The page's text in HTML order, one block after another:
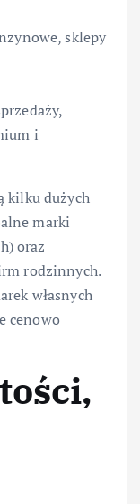
sklepy
i
kilku dużych
marki
oraz
rodzinnych.
własnych
cenowo